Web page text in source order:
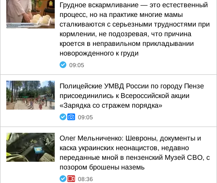
Грудное вскармливание — это естественный
процесс, но на практике многие мамы
сталкиваются с серьезными трудностями при
кормлении, не подозревая, что причина
кроется в неправильном прикладывании
новорожденного к груди
09:05
Полицейские УМВД России по городу Пензе
присоединились к Всероссийской акции
«Зарядка со стражем порядка»
09:05
Олег Мельниченко: Шевроны, документы и
каска украинских неонацистов, недавно
переданные мной в пензенский Музей СВО, с
позором брошены наземь
08:36